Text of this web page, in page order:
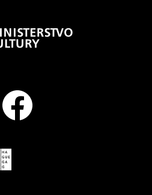
Facebook